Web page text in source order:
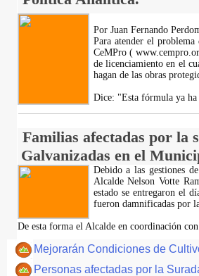
Por Juan Fernando
Para atender el
CeMPro (
de licenciamiento en el
hagan de las obras
Dice: "Esta fórmula ya ha
Familias afectadas por la
Galvanizadas en el
Debido a las gestiones
Alcalde Nelson Votte
estado se entregaron el
fueron damnificadas por
De esta forma el Alcalde en coordinación
Mejorarán Condiciones de
Personas afectadas por la